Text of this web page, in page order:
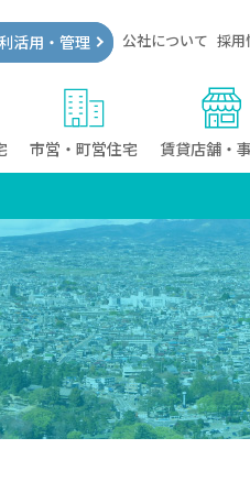
市営・町営住宅 賃貸店舗・
利活用・管理 公社について 採用